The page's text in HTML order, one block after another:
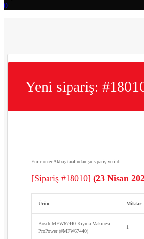
0
Yeni sipariş:
Emir ömer Akbaş tarafından şu sipariş verildi:
[Sipariş #18010] (23 Nisan
Ürün Miktar
Bosch MFW67440 Kıyma Makinesi
ProPower (#MFW67440)
1